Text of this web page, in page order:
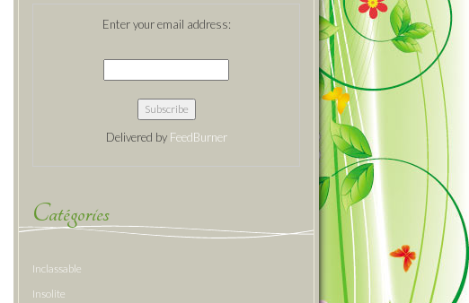
Enter your email address:
Delivered by FeedBurner
Catégories
Inclassable
Insolite